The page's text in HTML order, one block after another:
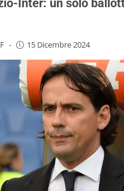
Inter: un solo
- 15 Dicembre 2024